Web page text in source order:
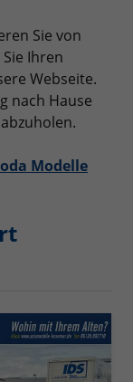
Sie von
Ihren
Webseite.
nach Hause
Modelle